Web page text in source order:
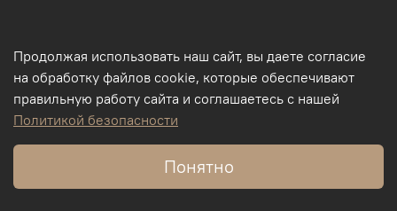
Магазин подарков и сувениров в Тюмени. Тюменские
сувениры. Подарки и сувениры из кости, бивня мамонта в
Тюмени. Бизнес-сувениры. Корпоративные подарки.
Туристические сувениры. Интернет-магазин. Использование
фотографий, размещенных на данном сайте, на других
ресурсах и пр., без разрешения правообладателя - ИП
Михайлов М.Ю., - запрещено.
Продолжая использовать наш сайт, вы даете согласие
на обработку файлов cookie, которые обеспечивают
правильную работу сайта и соглашаетесь с нашей
Политикой безопасности
Понятно